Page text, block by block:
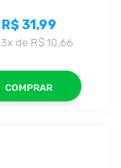
R$ 31,99
3x de R$ 10,66
COMPRAR